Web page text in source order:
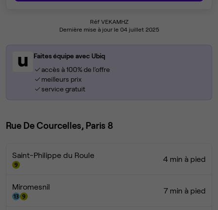
Réf VEKAMHZ
Dernière mise à jour le 04 juillet 2025
Faites équipe avec Ubiq
accès à 100% de l'offre
meilleurs prix
service gratuit
Rue De Courcelles, Paris 8
Saint-Philippe du Roule 4 min à pied
Miromesnil 7 min à pied